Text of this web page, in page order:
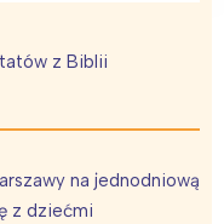
z Biblii
na jednodniową
z dziećmi